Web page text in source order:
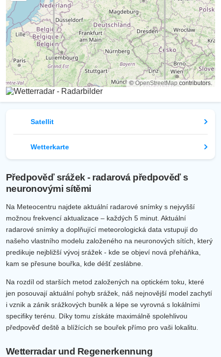
©OpenStreetMap contributors.
Satellit
Wetterkarte
Předpověď srážek - radarová předpověď s
neuronovými sítěmi
Na Meteocentru najdete aktuální radarové snímky s nejvyšší
možnou frekvencí aktualizace – každých 5 minut. Aktuální
radarové snímky a doplňující meteorologická data vstupují do
našeho vlastního modelu založeného na neuronových sítích, který
predikuje nejbližší vývoj srážek - kde se objeví nová přeháňka,
kam se přesune bouřka, kde déšť zeslábne.
Na rozdíl od starších metod založených na optickém toku, které
jen posouvají aktuální pohyb srážek, náš nejnovější model zachytí
i vznik a zánik srážkových buněk a lépe se vyrovná s lokálními
specifiky terénu. Díky tomu získáte maximálně spolehlivou
předpověď deště a blížících se bouřek přímo pro vaši lokalitu.
Wetterradar und Regenerkennung